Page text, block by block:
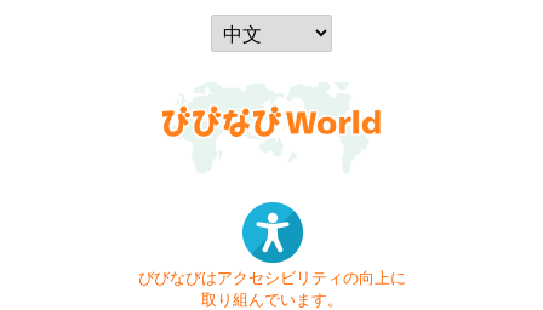
びびなびはアクセシビリティの向上に
取り組んでいます。